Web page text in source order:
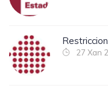
27 Xan